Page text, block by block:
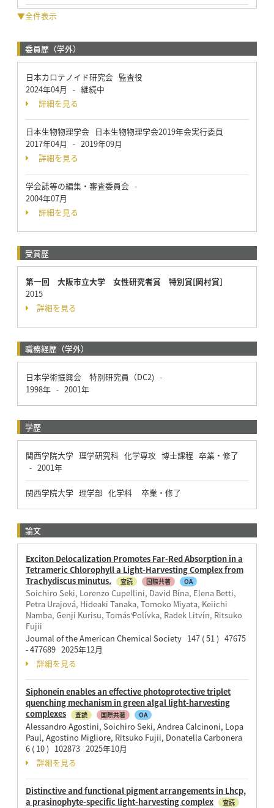
▼全件表示
委員歴（学外）
日本カロテノイド研究会 監査役
2024年04月
- 継続中
詳細を見る
日本生物物理学会 日本生物物理学会2019年会実行委員
2017年04月
- 2019年09月
詳細を見る
学会誌等の編集・審査委員会 -
2004年07月
詳細を見る
受賞歴
第一回 大阪市立大学 女性研究者賞 特別賞[岡村賞]
2015
詳細を見る
職務経歴（学外）
日本学術振興会 特別研究員（DC2) -
1998年 - 2001年
学歴
関西学院大学 理学研究科 化学専攻 博士課程 卒業・修了
- 2001年
関西学院大学 理学部 化学科 卒業・修了
論文
Exciton Delocalization Promotes Far-Red Absorption in a
Tetrameric Chlorophyll a Light-Harvesting Complex from
Trachydiscus minutus.
査読 国際共著 OA
Soichiro Seki, Lorenzo Cupellini, David Bína, Elena Betti,
Petra Urajová, Hideaki Tanaka, Tomoko Miyata, Keiichi
Namba, Genji Kurisu, Tomáš Polívka, Radek Litvín, Ritsuko
Fujii
Journal of the American Chemical Society 147 ( 51 ) 47675
- 477689 2025年12月
詳細を見る
Siphonein enables an effective photoprotective triplet
quenching mechanism in green algal light-harvesting
complexes
査読 国際共著 OA
Alessandro Agostini, Soichiro Seki, Andrea Calcinoni, Lopa
Paul, Agostino Migliore, Ritsuko Fujii, Donatella Carbonera
6 ( 10 ) 102873 2025年10月
詳細を見る
Distinctive and functional pigment arrangements in Lhcp,
a prasinophyte-specific light-harvesting complex
査読